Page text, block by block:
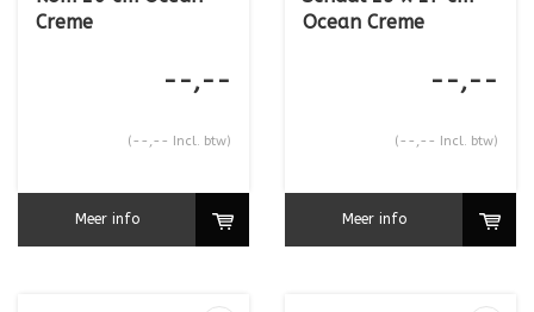
Creme
--,--
(--,-- Incl. btw)
Meer info
Ocean Creme
--,--
(--,-- Incl. btw)
Meer info